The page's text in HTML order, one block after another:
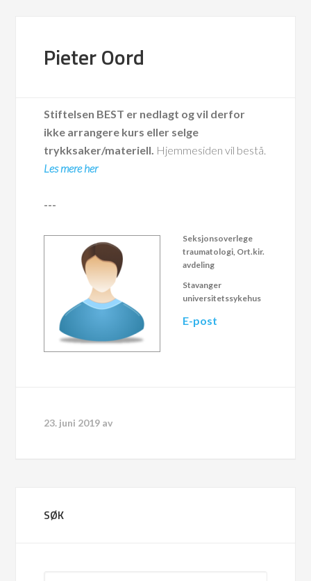
Pieter Oord
Stiftelsen BEST er nedlagt og vil derfor
ikke arrangere kurs eller selge
trykksaker/materiell. Hjemmesiden vil bestå.
Les mere her
---
Seksjonsoverlege
traumatologi, Ort.kir.
avdeling
Stavanger
universitetssykehus
E-post
23. juni 2019 av
SØK